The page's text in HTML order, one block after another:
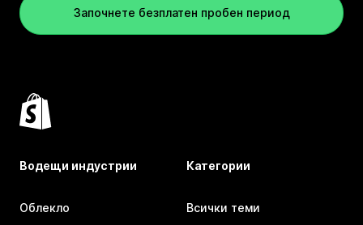
Започнете безплатен пробен период
Водещи индустрии
Облекло
Категории
Всички теми